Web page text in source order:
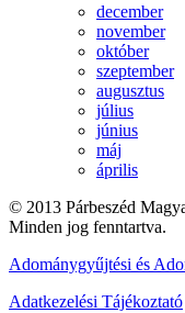
december
november
október
szeptember
augusztus
július
június
máj
április
© 2013 Párbeszéd
Minden jog fenntartva.
Adománygyűjtési és
Adatkezelési Tájékoztató